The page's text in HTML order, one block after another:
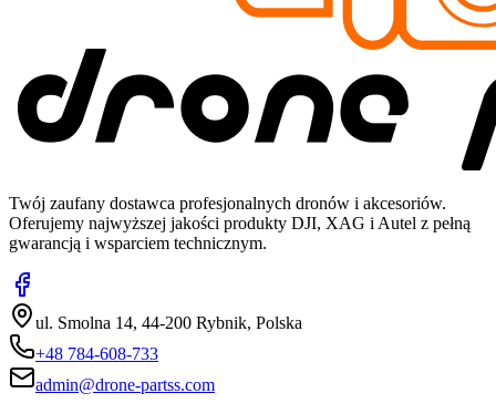
Twój zaufany dostawca profesjonalnych dronów i akcesoriów.
Oferujemy najwyższej jakości produkty DJI, XAG i Autel z pełną
gwarancją i wsparciem technicznym.
ul. Smolna 14, 44-200 Rybnik, Polska
+48 784-608-733
admin@drone-partss.com